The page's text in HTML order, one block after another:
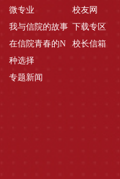
微专业
校友网
我与信院的故事 下载专区
在信院青春的N
种选择
校长信箱
专题新闻